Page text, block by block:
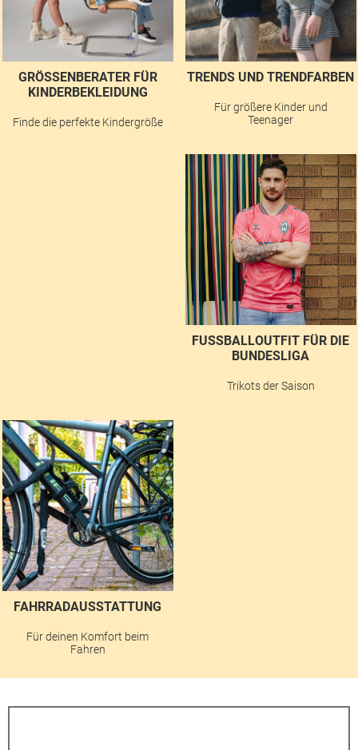
GRÖSSENBERATER FÜR K
INDERBEKLEIDUNG
Finde die perfekte Kindergröße
TRENDS UND TRENDFARBEN
Für größere Kinder und
Teenager
FUSSBALLOUTFIT FÜR DIE B
UNDESLIGA
Trikots der Saison
FAHRRADAUSSTATTUNG
Für deinen Komfort beim
Fahren